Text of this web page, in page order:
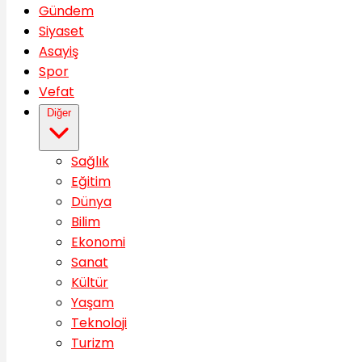
Gündem
Siyaset
Asayiş
Spor
Vefat
Diğer
Sağlık
Eğitim
Dünya
Bilim
Ekonomi
Sanat
Kültür
Yaşam
Teknoloji
Turizm